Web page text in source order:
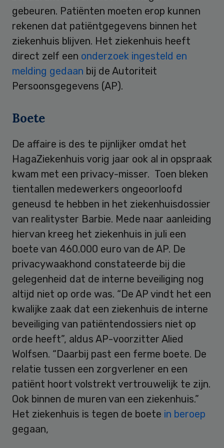
gebeuren. Patiënten moeten erop kunnen
rekenen dat patiëntgegevens binnen het
ziekenhuis blijven. Het ziekenhuis heeft
direct zelf een onderzoek ingesteld en
melding gedaan bij de Autoriteit
Persoonsgegevens (AP).
Boete
De affaire is des te pijnlijker omdat het
HagaZiekenhuis vorig jaar ook al in opspraak
kwam met een privacy-misser. Toen bleken
tientallen medewerkers ongeoorloofd
geneusd te hebben in het ziekenhuisdossier
van realityster Barbie. Mede naar aanleiding
hiervan kreeg het ziekenhuis in juli een
boete van 460.000 euro van de AP. De
privacywaakhond constateerde bij die
gelegenheid dat de interne beveiliging nog
altijd niet op orde was. “De AP vindt het een
kwalijke zaak dat een ziekenhuis de interne
beveiliging van patiëntendossiers niet op
orde heeft”, aldus AP-voorzitter Alied
Wolfsen. “Daarbij past een ferme boete. De
relatie tussen een zorgverlener en een
patiënt hoort volstrekt vertrouwelijk te zijn.
Ook binnen de muren van een ziekenhuis.”
Het ziekenhuis is tegen de boete in beroep
gegaan,